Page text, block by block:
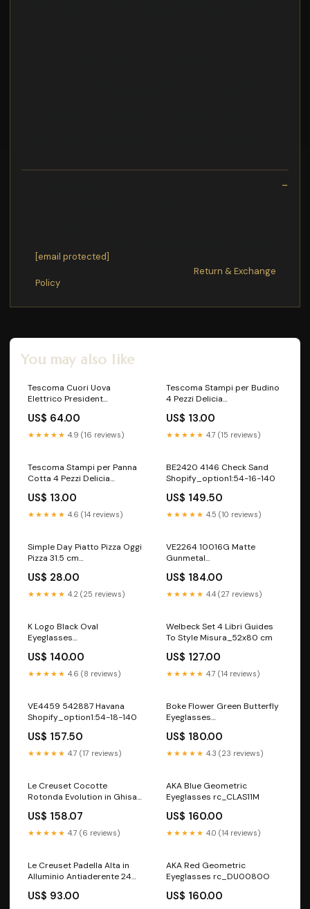
[email protected]
Return & Exchange
Policy
You may also like
Tescoma Cuori Uova
Elettrico President
US$ 64.00
★★★★★ 4.9 (16 reviews)
Tescoma Stampi per Budino
4 Pezzi Delicia
US$ 13.00
★★★★★ 4.7 (15 reviews)
Tescoma Stampi per Panna
Cotta 4 Pezzi Delicia
US$ 13.00
★★★★★ 4.6 (14 reviews)
BE2420 4146 Check Sand
Shopify_option1:54-16-140
US$ 149.50
★★★★★ 4.5 (10 reviews)
Simple Day Piatto Pizza Oggi
Pizza 31.5 cm
US$ 28.00
★★★★★ 4.2 (25 reviews)
VE2264 10016G Matte
Gunmetal
US$ 184.00
★★★★★ 4.4 (27 reviews)
K Logo Black Oval
Eyeglasses
US$ 140.00
★★★★★ 4.6 (8 reviews)
Welbeck Set 4 Libri Guides
To Style Misura_52x80 cm
US$ 127.00
★★★★★ 4.7 (14 reviews)
VE4459 542887 Havana
Shopify_option1:54-18-140
US$ 157.50
★★★★★ 4.7 (17 reviews)
Boke Flower Green Butterfly
Eyeglasses
US$ 180.00
★★★★★ 4.3 (23 reviews)
Le Creuset Cocotte
Rotonda Evolution in Ghisa
Tipologia_Roner cottura a
bassa temperatura
US$ 158.07
★★★★★ 4.7 (6 reviews)
AKA Blue Geometric
Eyeglasses rc_CLAS11M
US$ 160.00
★★★★★ 4.0 (14 reviews)
Le Creuset Padella Alta in
Alluminio Antiaderente 24
US$ 93.00
AKA Red Geometric
Eyeglasses rc_DU0080O
US$ 160.00